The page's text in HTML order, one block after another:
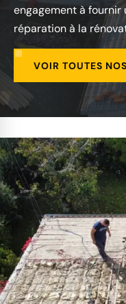
engagement à
réparation à la
VOIR TOUTES